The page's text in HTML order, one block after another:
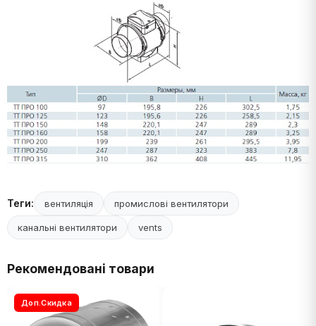
Теги: вентиляція промислові вентилятори
канальні вентилятори vents
Рекомендовані товари
Доп.Скидка